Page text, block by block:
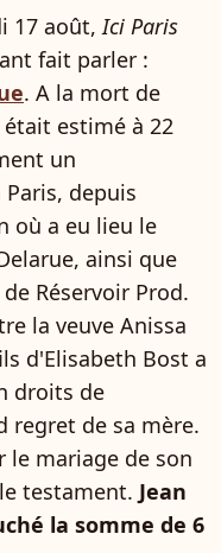
17 août,Ici Paris
fait parler :
. A la mort de
était estimé à 22
un
depuis
où a eu lieu le
ainsi que
Réservoir Prod.
la veuve Anissa
d'Elisabeth Bost a
droits de
regret de sa mère.
le mariage de son
testament. Jean
la somme de 6